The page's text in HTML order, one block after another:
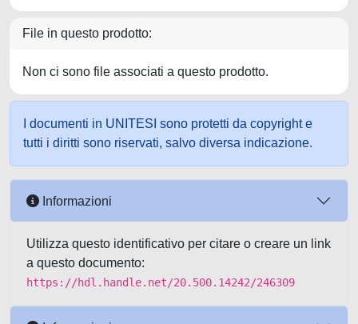
File in questo prodotto:
Non ci sono file associati a questo prodotto.
I documenti in UNITESI sono protetti da copyright e
tutti i diritti sono riservati, salvo diversa indicazione.
Informazioni
Utilizza questo identificativo per citare o creare un link
a questo documento:
https://hdl.handle.net/20.500.14242/246309